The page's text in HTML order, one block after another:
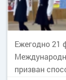
языка,
передавая
Ежегодно 21
призван